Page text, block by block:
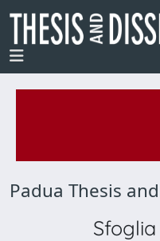
Padua Thesis